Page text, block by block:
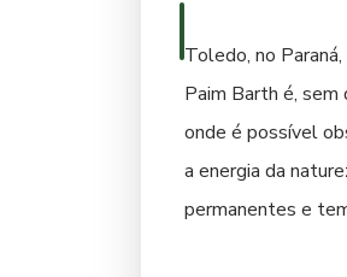
Toledo, no
Paim Barth é,
onde é possível
a energia da
permanentes e